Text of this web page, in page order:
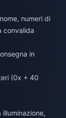
numeri di
convalida
in
(0x + 40